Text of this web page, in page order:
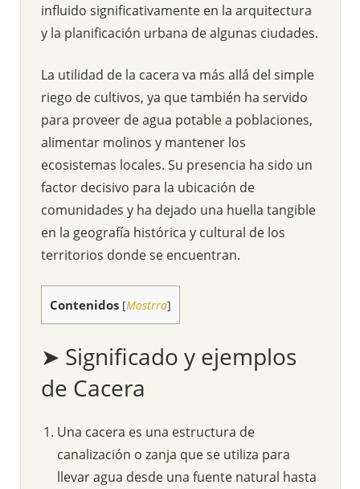
influido significativamente en la arquitectura
y la planificación urbana de algunas ciudades.
La utilidad de la cacera va más allá del simple
riego de cultivos, ya que también ha servido
para proveer de agua potable a poblaciones,
alimentar molinos y mantener los
ecosistemas locales. Su presencia ha sido un
factor decisivo para la ubicación de
comunidades y ha dejado una huella tangible
en la geografía histórica y cultural de los
territorios donde se encuentran.
Contenidos [Mostrra]
➤ Significado y ejemplos
de Cacera
Una cacera es una estructura de
canalización o zanja que se utiliza para
llevar agua desde una fuente natural hasta